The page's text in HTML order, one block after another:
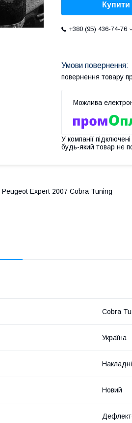
Купити
+380 (95) 436-74-76
повернення товару
У компанії
будь-який товар не
Peugeot Expert 2007 Cobra Tuning
Cobra
Україна
Накладні
Новий